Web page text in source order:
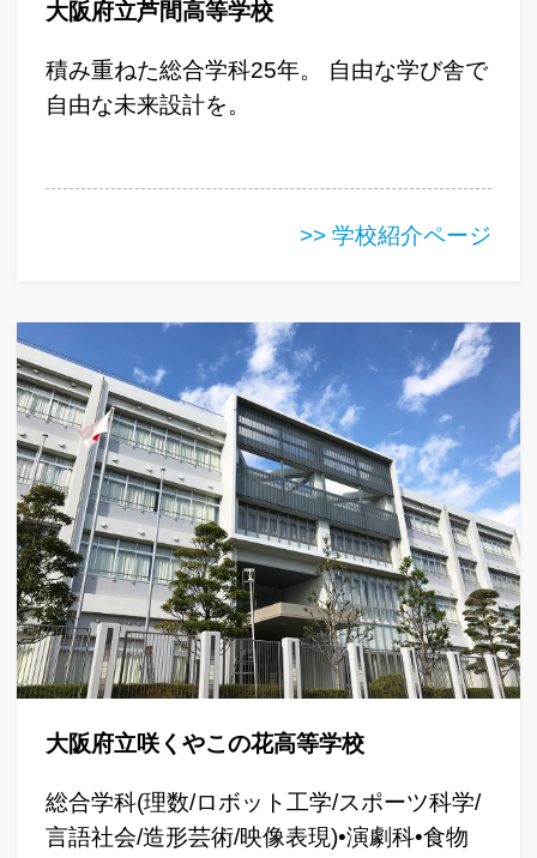
大阪府立芦間高等学校
積み重ねた総合学科25年。 自由な学び舎で
自由な未来設計を。
>> 学校紹介ページ
大阪府立咲くやこの花高等学校
総合学科(理数/ロボット工学/スポーツ科学/
言語社会/造形芸術/映像表現)•演劇科•食物